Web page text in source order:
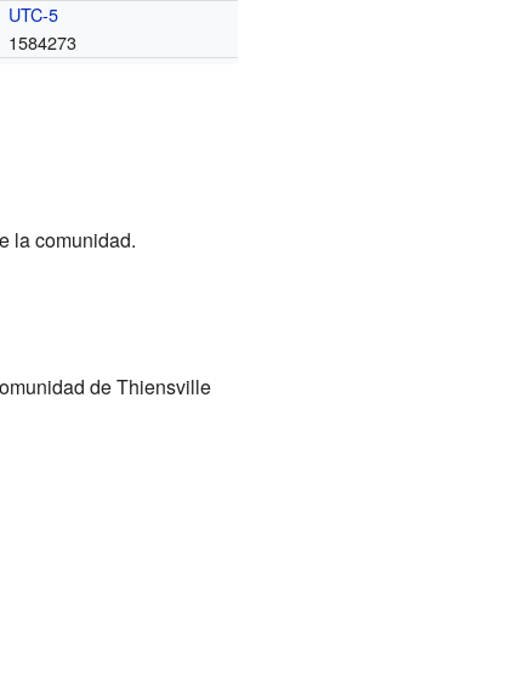
UTC-5
1584273
la comunidad.
de Thiensville